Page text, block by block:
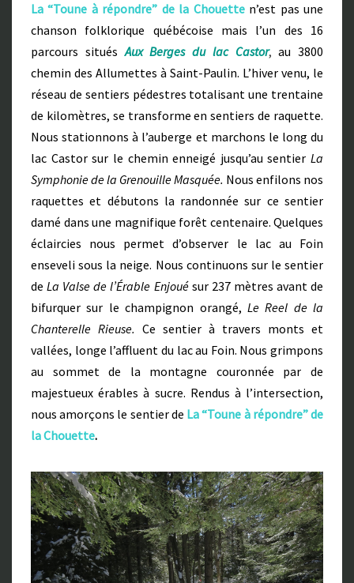
D
U
L
A
C
A
S
T
R
A
R
S
La “Toune à répondre” de la Chouette n’est pas une
chanson folklorique québécoise mais l’un des 16
parcours situés Aux Berges du lac Castor,au 3800
chemin des Allumettes à Saint-Paulin. L’hiver venu, le
réseau de sentiers pédestres totalisant une trentaine
de kilomètres, se transforme en sentiers de raquette.
Nous stationnons à l’auberge et marchons le long du
lac Castor sur le chemin enneigé jusqu’au sentier La
Symphonie de la Grenouille Masquée. Nous enfilons nos
raquettes et débutons la randonnée sur ce sentier
damé dans une magnifique forêt centenaire. Quelques
éclaircies nous permet d’observer le lac au Foin
enseveli sous la neige. Nous continuons sur le sentier
deLa Valse de l’Érable Enjouésur 237 mètres avant de
bifurquer sur le champignon orangé, Le Reel de la
Chanterelle Rieuse. Ce sentier à travers monts et
vallées, longe l’affluent du lac au Foin. Nous grimpons
au sommet de la montagne couronnée par de
majestueux érables à sucre. Rendus à l’intersection,
nous amorçons le sentier de La “Toune à répondre” de
la Chouette.